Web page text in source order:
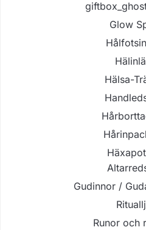
Glow
Hälsa-
Gudinnor /
Runor och